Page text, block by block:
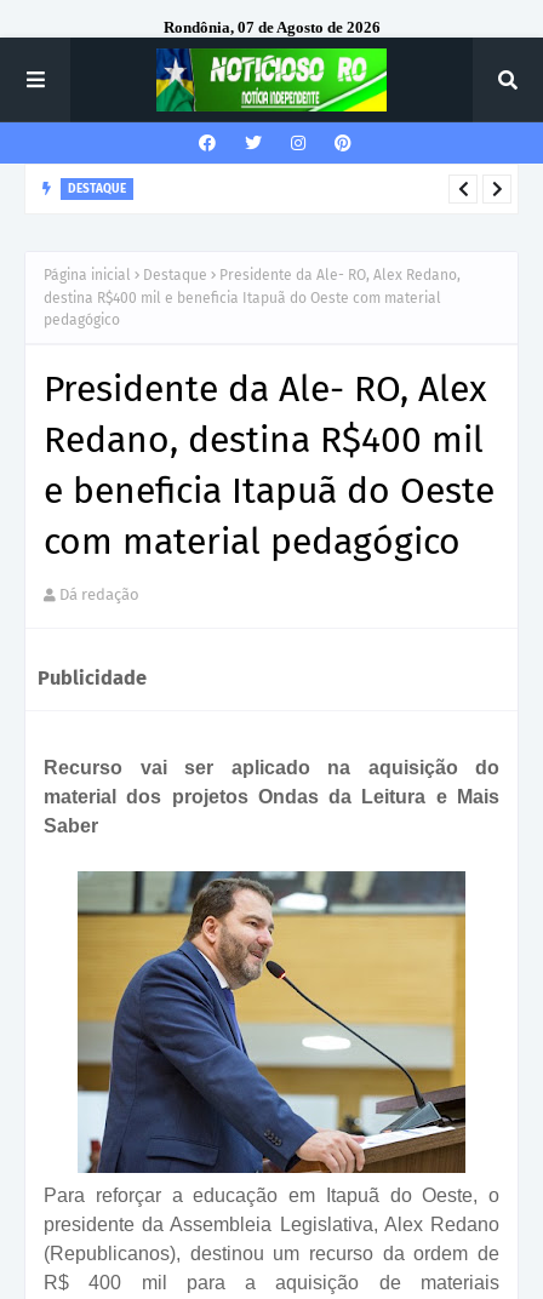
Rondônia, 07 de Agosto de 2026
DESTAQUE
milhões
Página inicial Destaque
Presidente da Ale- RO, Alex Redano,
destina R$400 mil e beneficia Itapuã do Oeste com material
pedagógico
Presidente da Ale- RO, Alex
Redano, destina R$400 mil
e beneficia Itapuã do Oeste
com material pedagógico
Dá redação
Publicidade
Recurso vai ser aplicado na aquisição do
material dos projetos Ondas da Leitura e Mais
Saber
Para reforçar a educação em Itapuã do Oeste, o
presidente da Assembleia Legislativa, Alex Redano
(Republicanos), destinou um recurso da ordem de
R$ 400 mil para a aquisição de materiais